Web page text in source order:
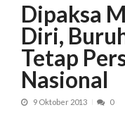
Dipaksa
Diri,
Tetap
Nasional
9 Oktober 2013 0